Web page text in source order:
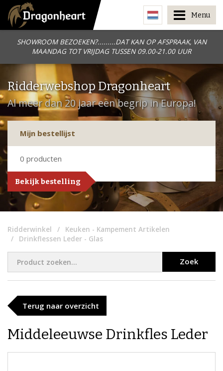
SHOWROOM BEZOEKEN?.........DAT KAN OP AFSPRAAK, VAN
MAANDAG TOT VRIJDAG TUSSEN 09.00-21.00 UUR
Menu
Ridderwebshop Dragonheart
Al meer dan 20 jaar een begrip in Europa!
Mijn bestellijst
0 producten
Bekijk bestelling
Ridderwinkel
Keuken - Kampement Artikelen
Drinkflessen Leder - Glas
Zoek
Terug naar overzicht
Middeleeuwse Drinkfles Leder